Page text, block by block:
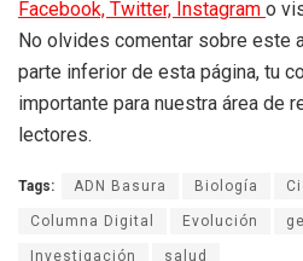
Facebook, Twitter, Instagram o
No olvides comentar sobre este
parte inferior de esta página, tu
importante para nuestra área de
lectores.
Tags: ADN Basura Biología
Columna Digital Evolución
Investigación salud